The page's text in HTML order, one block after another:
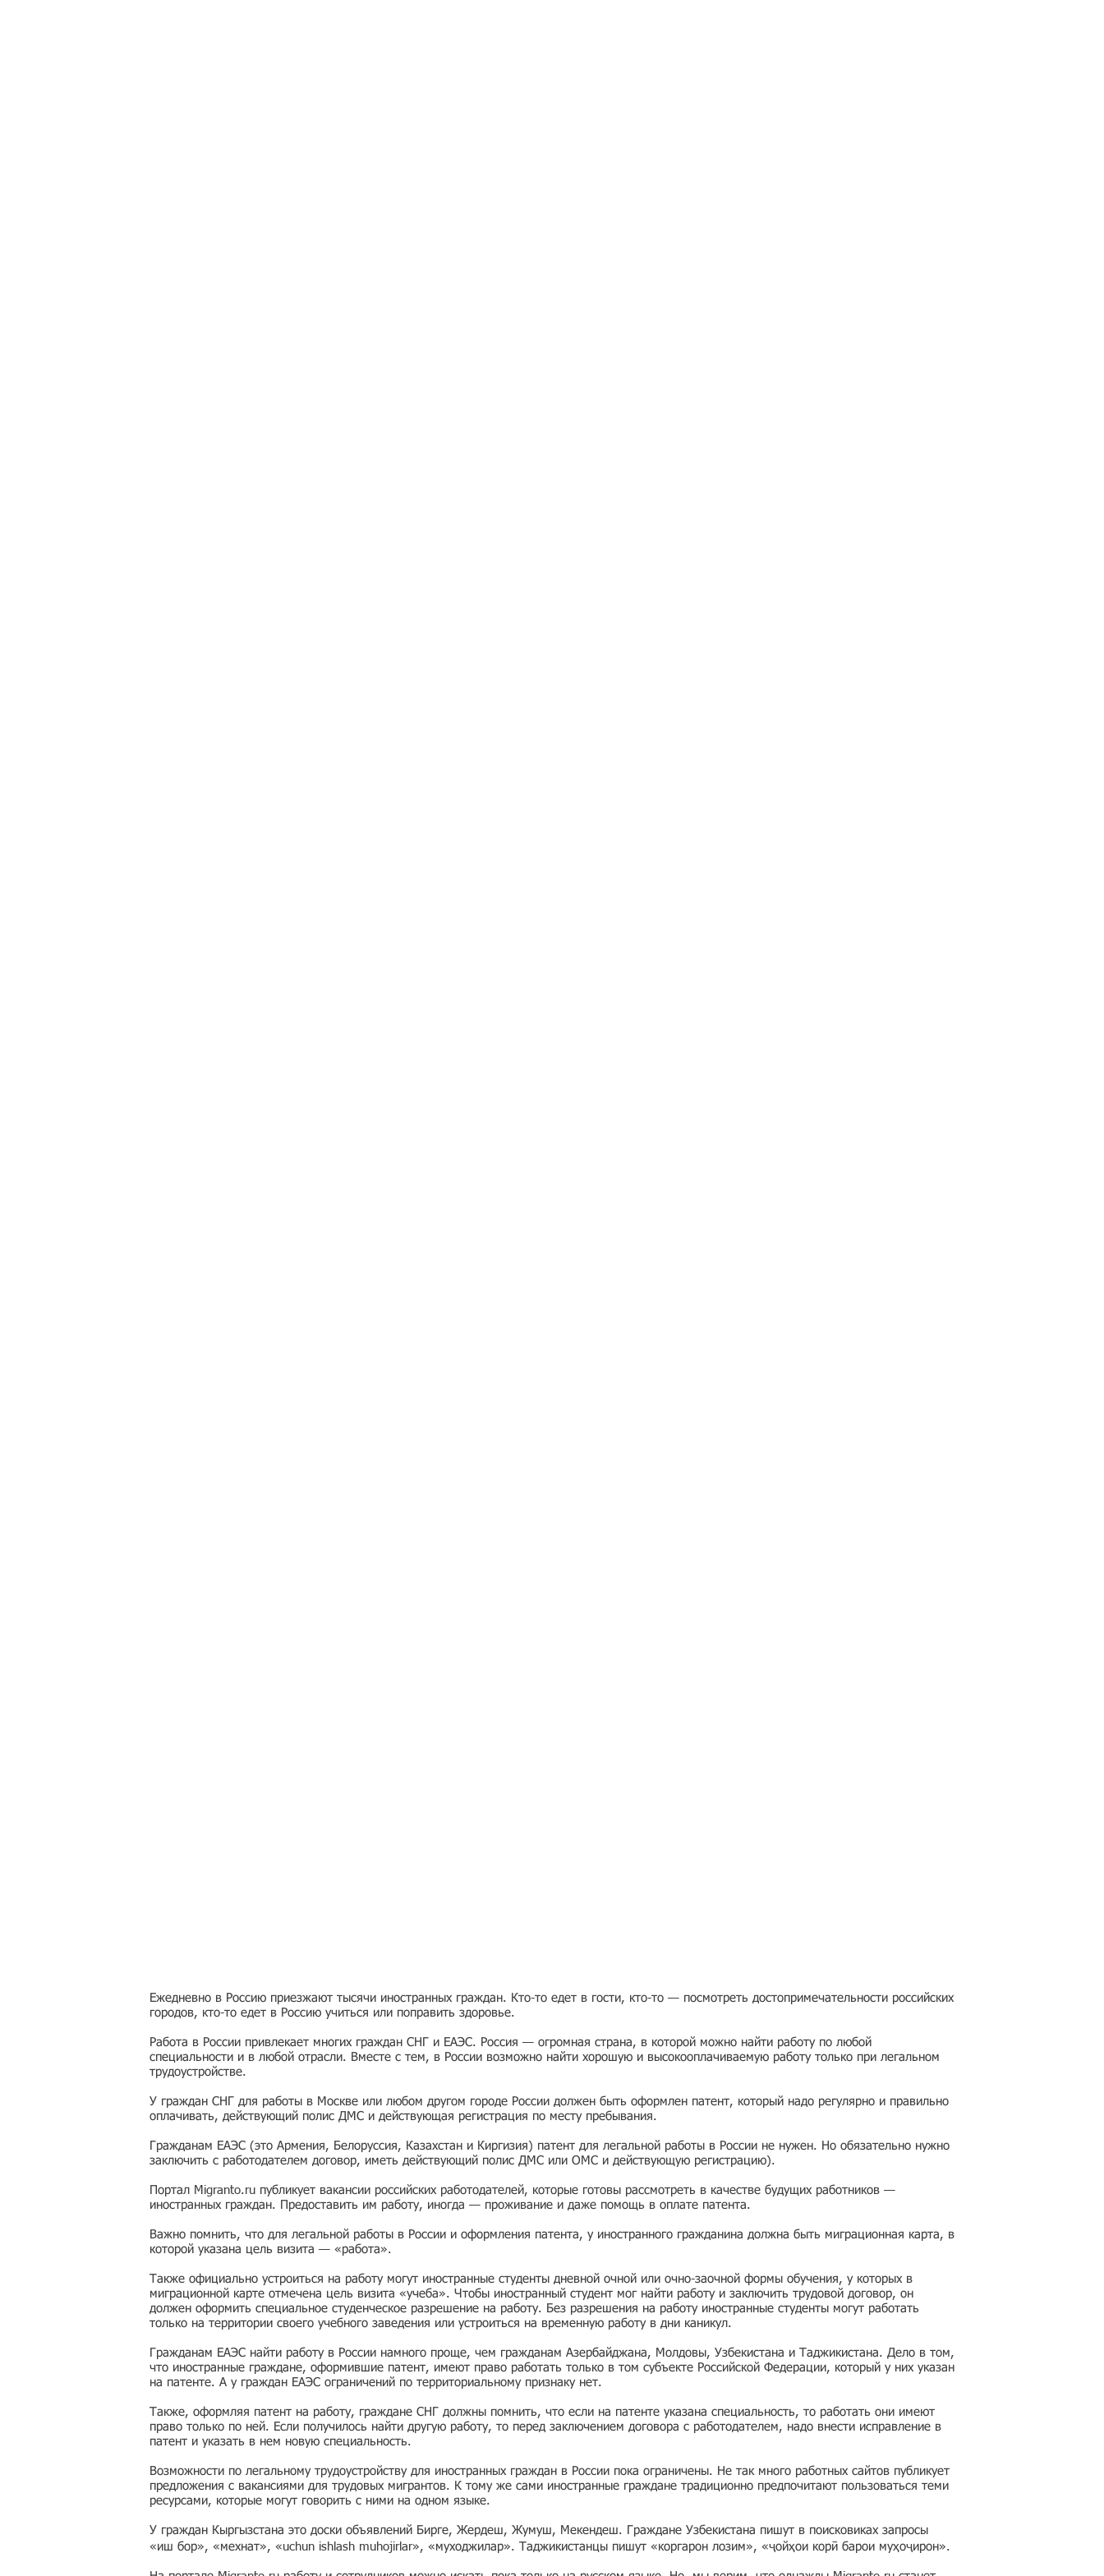
Ежедневно в Россию приезжают тысячи иностранных граждан. Кто-то едет в гости, кто-то — посмотреть достопримечательности российских
городов, кто-то едет в Россию учиться или поправить здоровье.
Работа в России привлекает многих граждан СНГ и ЕАЭС. Россия — огромная страна, в которой можно найти работу по любой
специальности и в любой отрасли. Вместе с тем, в России возможно найти хорошую и высокооплачиваемую работу только при легальном
трудоустройстве.
У граждан СНГ для работы в Москве или любом другом городе России должен быть оформлен патент, который надо регулярно и правильно
оплачивать, действующий полис ДМС и действующая регистрация по месту пребывания.
Гражданам ЕАЭС (это Армения, Белоруссия, Казахстан и Киргизия) патент для легальной работы в России не нужен. Но обязательно нужно
заключить с работодателем договор, иметь действующий полис ДМС или ОМС и действующую регистрацию).
Портал Migranto.ru публикует вакансии российских работодателей, которые готовы рассмотреть в качестве будущих работников —
иностранных граждан. Предоставить им работу, иногда — проживание и даже помощь в оплате патента.
Важно помнить, что для легальной работы в России и оформления патента, у иностранного гражданина должна быть миграционная карта, в
которой указана цель визита — «работа».
Также официально устроиться на работу могут иностранные студенты дневной очной или очно-заочной формы обучения, у которых в
миграционной карте отмечена цель визита «учеба». Чтобы иностранный студент мог найти работу и заключить трудовой договор, он
должен оформить специальное студенческое разрешение на работу. Без разрешения на работу иностранные студенты могут работать
только на территории своего учебного заведения или устроиться на временную работу в дни каникул.
Гражданам ЕАЭС найти работу в России намного проще, чем гражданам Азербайджана, Молдовы, Узбекистана и Таджикистана. Дело в том,
что иностранные граждане, оформившие патент, имеют право работать только в том субъекте Российской Федерации, который у них указан
на патенте. А у граждан ЕАЭС ограничений по территориальному признаку нет.
Также, оформляя патент на работу, граждане СНГ должны помнить, что если на патенте указана специальность, то работать они имеют
право только по ней. Если получилось найти другую работу, то перед заключением договора с работодателем, надо внести исправление в
патент и указать в нем новую специальность.
Возможности по легальному трудоустройству для иностранных граждан в России пока ограничены. Не так много работных сайтов публикует
предложения с вакансиями для трудовых мигрантов. К тому же сами иностранные граждане традиционно предпочитают пользоваться теми
ресурсами, которые могут говорить с ними на одном языке.
У граждан Кыргызстана это доски объявлений Бирге, Жердеш, Жумуш, Мекендеш. Граждане Узбекистана пишут в поисковиках запросы
«иш бор», «мехнат», «uchun ishlash muhojirlar», «муходжилар». Таджикистанцы пишут «коргарон лозим», «ҷойҳои корӣ барои муҳоҷирон».